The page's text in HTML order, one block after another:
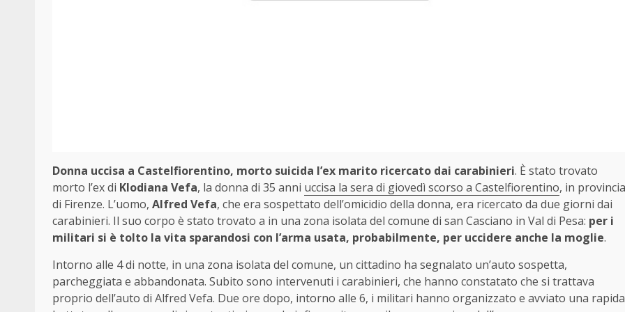
Donna uccisa a Castelfiorentino, morto suicida l’ex marito ricercato dai carabinieri. È stato trovato
morto l’ex di Klodiana Vefa, la donna di 35 anni uccisa la sera di giovedì scorso a Castelfiorentino, in provincia
di Firenze. L’uomo, Alfred Vefa, che era sospettato dell’omicidio della donna, era ricercato da due giorni dai
carabinieri. Il suo corpo è stato trovato a in una zona isolata del comune di san Casciano in Val di Pesa: per i
militari si è tolto la vita sparandosi con l’arma usata, probabilmente, per uccidere anche la moglie.
Intorno alle 4 di notte, in una zona isolata del comune, un cittadino ha segnalato un’auto sospetta,
parcheggiata e abbandonata. Subito sono intervenuti i carabinieri, che hanno constatato che si trattava
proprio dell’auto di Alfred Vefa. Due ore dopo, intorno alle 6, i militari hanno organizzato e avviato una rapida